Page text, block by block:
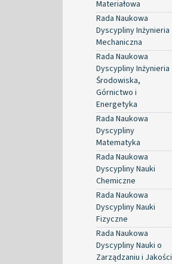
Materiałowa
Rada Naukowa
Dyscypliny Inżynieria
Mechaniczna
Rada Naukowa
Dyscypliny Inżynieria
Środowiska,
Górnictwo i
Energetyka
Rada Naukowa
Dyscypliny
Matematyka
Rada Naukowa
Dyscypliny Nauki
Chemiczne
Rada Naukowa
Dyscypliny Nauki
Fizyczne
Rada Naukowa
Dyscypliny Nauki o
Zarządzaniu i Jakości